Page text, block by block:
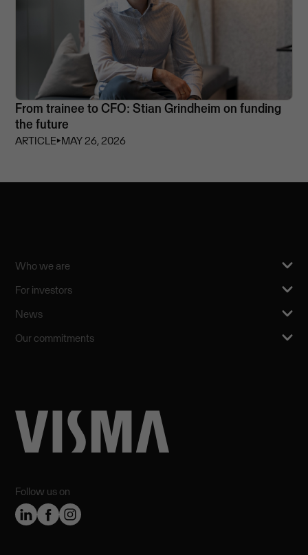
From trainee to CFO: Stian Grindheim on funding
the future
ARTICLE⏵MAY 26, 2026
Follow us on
Who we are
For investors
News
Our commitments